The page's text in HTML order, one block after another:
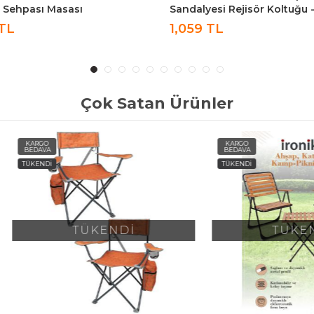
Masası
Sandalyesi Rejisör Koltuğu
Adet Yeşil
1,059 TL
Çok Satan Ürünler
TÜKENDİ TÜKENDİ